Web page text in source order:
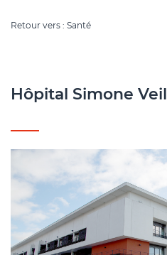
Retour vers : Santé
Hôpital Simone Veil